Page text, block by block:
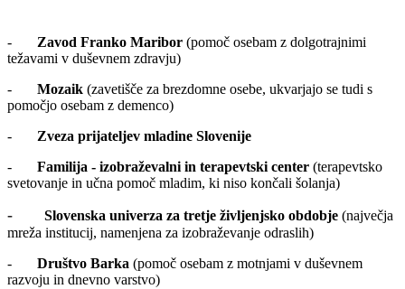
- Zavod Franko Maribor (pomoč osebam z dolgotrajnimi
težavami v duševnem zdravju)
- Mozaik (zavetišče za brezdomne osebe, ukvarjajo se tudi s
pomočjo osebam z demenco)
- Zveza prijateljev mladine Slovenije
- Familija - izobraževalni in terapevtski center (terapevtsko
svetovanje in učna pomoč mladim, ki niso končali šolanja)
- Slovenska univerza za tretje življenjsko obdobje (največja
mreža institucij, namenjena za izobraževanje odraslih)
- Društvo Barka (pomoč osebam z motnjami v duševnem
razvoju in dnevno varstvo)